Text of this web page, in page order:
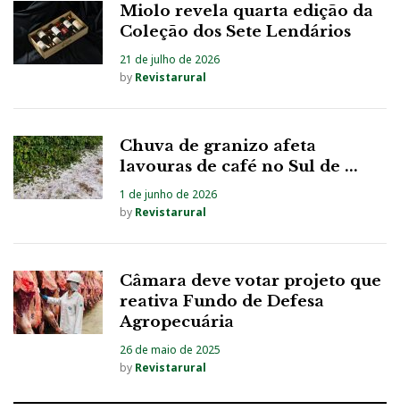
Miolo revela quarta edição da
Coleção dos Sete Lendários
21 de julho de 2026
by Revistarural
Chuva de granizo afeta
lavouras de café no Sul de ...
1 de junho de 2026
by Revistarural
Câmara deve votar projeto que
reativa Fundo de Defesa
Agropecuária
26 de maio de 2025
by Revistarural